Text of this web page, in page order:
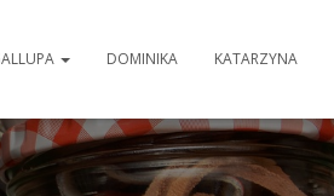
DOMINIKA KATARZYNA